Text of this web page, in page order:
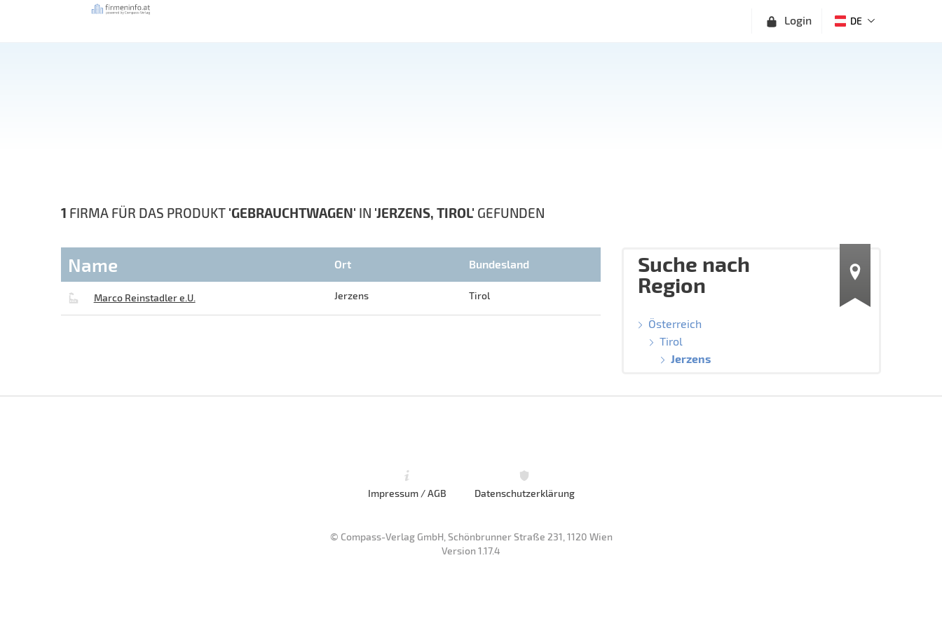
Login DE
1 FIRMA FÜR DAS PRODUKT 'GEBRAUCHTWAGEN' IN 'JERZENS, TIROL' GEFUNDEN
Name Ort Bundesland
Marco Reinstadler e.U. Jerzens Tirol
Suche nach
Region
Österreich
Tirol
Jerzens
Impressum / AGB Datenschutzerklärung
© Compass-Verlag GmbH, Schönbrunner Straße 231, 1120 Wien
Version 1.17.4